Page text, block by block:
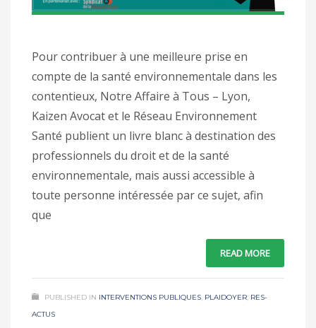
Pour contribuer à une meilleure prise en
compte de la santé environnementale dans les
contentieux, Notre Affaire à Tous – Lyon,
Kaizen Avocat et le Réseau Environnement
Santé publient un livre blanc à destination des
professionnels du droit et de la santé
environnementale, mais aussi accessible à
toute personne intéressée par ce sujet, afin
que
READ MORE
PUBLISHED IN INTERVENTIONS PUBLIQUES, PLAIDOYER, RES-
ACTUS